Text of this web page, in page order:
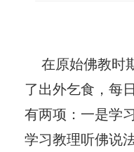
在原始佛教时
了出外乞食，每
有两项：一是学
学习教理听佛说